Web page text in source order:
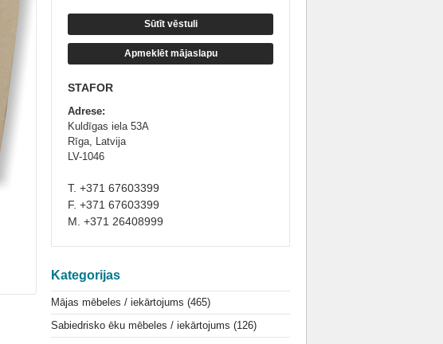
Sūtīt vēstuli
Apmeklēt mājaslapu
STAFOR
Adrese:
Kuldīgas iela 53A
Rīga, Latvija
LV-1046
T. +371 67603399
F. +371 67603399
M. +371 26408999
Kategorijas
Mājas mēbeles / iekārtojums (465)
Sabiedrisko ēku mēbeles / iekārtojums (126)